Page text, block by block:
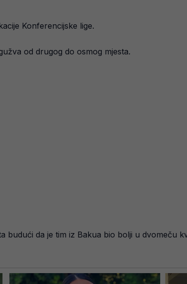
Konferencijske lige.
od drugog do osmog mjesta.
da je tim iz Bakua bio bolji u dvomeču